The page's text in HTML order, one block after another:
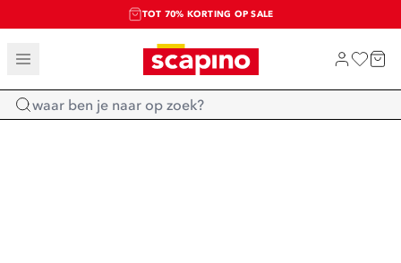
TOT 70% KORTING OP SALE
SALE: LAATSTE KANS!
SHOP NIEUW
Home